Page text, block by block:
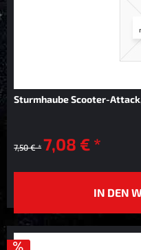
Sturmhaube Scooter-
7,50 € * 7,08 € *
IN DEN